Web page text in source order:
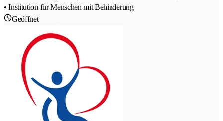
• Institution für Menschen mit Behinderung
Geöffnet